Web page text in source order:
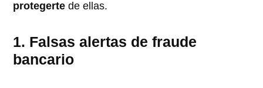
protegerte de ellas.
1. Falsas alertas de fraude
bancario